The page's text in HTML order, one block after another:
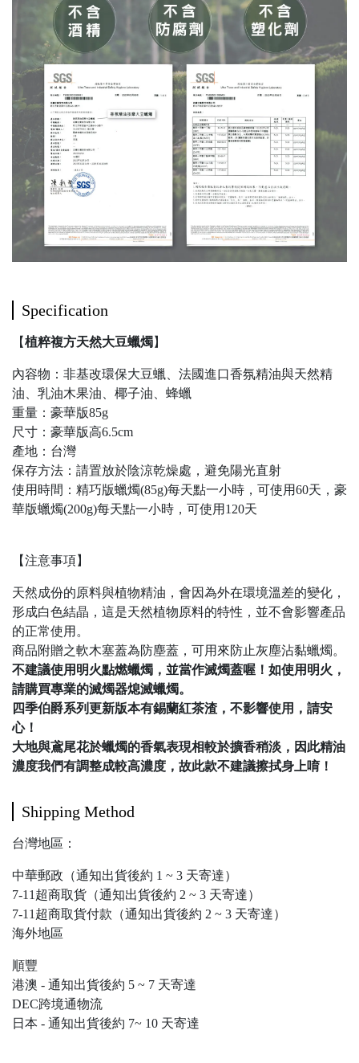
Specification
【植粹複方天然大豆蠟燭】
內容物：非基改環保大豆蠟、法國進口香氛精油與天然精
油、乳油木果油、椰子油、蜂蠟
重量：豪華版85g
尺寸：豪華版高6.5cm
產地：台灣
保存方法：請置放於陰涼乾燥處，避免陽光直射
使用時間：精巧版蠟燭(85g)每天點一小時，可使用60天，豪
華版蠟燭(200g)每天點一小時，可使用120天
【注意事項】
天然成份的原料與植物精油，會因為外在環境溫差的變化，
形成白色結晶，這是天然植物原料的特性，並不會影響產品
的正常使用。
商品附贈之軟木塞蓋為防塵蓋，可用來防止灰塵沾黏蠟燭。
不建議使用明火點燃蠟燭，並當作滅燭蓋喔！如使用明火，
請購買專業的滅燭器熄滅蠟燭。
四季伯爵系列更新版本有錫蘭紅茶渣，不影響使用，請安
心！
大地與鳶尾花於蠟燭的香氣表現相較於擴香稍淡，因此精油
濃度我們有調整成較高濃度，故此款不建議擦拭身上唷！
Shipping Method
台灣地區：
中華郵政（通知出貨後約 1 ~ 3 天寄達）
7-11超商取貨（通知出貨後約 2 ~ 3 天寄達）
7-11超商取貨付款（通知出貨後約 2 ~ 3 天寄達）
海外地區
順豐
港澳 - 通知出貨後約 5 ~ 7 天寄達
DEC跨境通物流
日本 - 通知出貨後約 7~ 10 天寄達